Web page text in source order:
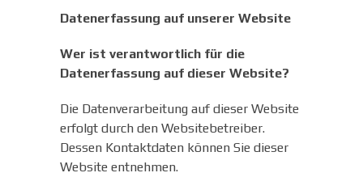
Datenerfassung auf unserer Website
Wer ist verantwortlich für die
Datenerfassung auf dieser Website?
Die Datenverarbeitung auf dieser Website
erfolgt durch den Websitebetreiber.
Dessen Kontaktdaten können Sie dieser
Website entnehmen.